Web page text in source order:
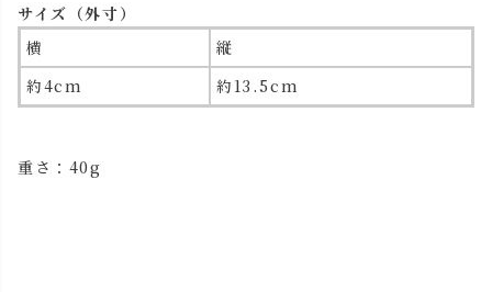
サイズ（外寸）
横
縦
約4cm
約13.5cm
重さ：40g